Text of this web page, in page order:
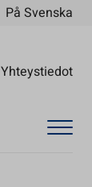
På Svenska
Yhteystiedot